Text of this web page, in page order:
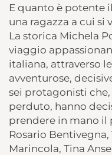
E quanto è potente
una ragazza a cui si
La storica Michela
viaggio
italiana, attraverso
avventurose,
sei protagonisti
perduto, hanno
prendere in mano il
Rosario
Marincola, Tina